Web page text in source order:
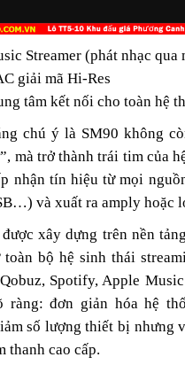
Streamer (phát nhạc qua
giải mã Hi-Res
tâm kết nối cho toàn hệ
chú ý là SM90 không
mà trở thành trái tim của
nhận tín hiệu từ mọi
và xuất ra amply hoặc
xây dựng trên nền
toàn bộ hệ sinh thái
Spotify, Apple
ràng: đơn giản hóa hệ
số lượng thiết bị nhưng
thanh cao cấp.